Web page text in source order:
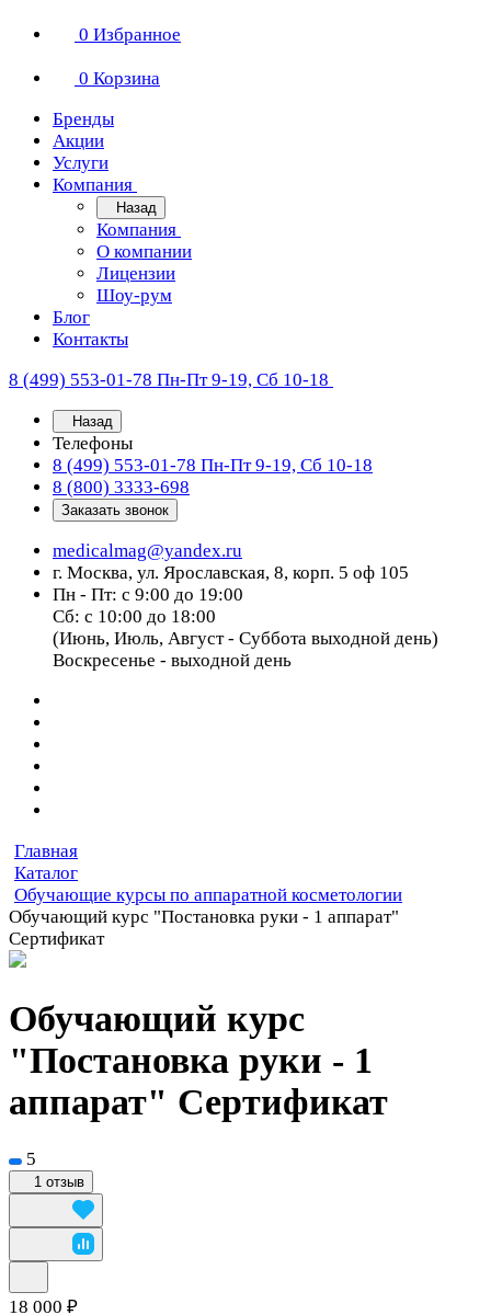
0 Избранное
0 Корзина
Бренды
Акции
Услуги
Компания
Назад
Компания
О компании
Лицензии
Шоу-рум
Блог
Контакты
8 (499) 553-01-78 Пн-Пт 9-19, Сб 10-18
Назад
Телефоны
8 (499) 553-01-78 Пн-Пт 9-19, Сб 10-18
8 (800) 3333-698
Заказать звонок
medicalmag@yandex.ru
г. Москва, ул. Ярославская, 8, корп. 5 оф 105
Пн - Пт: с 9:00 до 19:00
Сб: с 10:00 до 18:00
(Июнь, Июль, Август - Суббота выходной день)
Воскресенье - выходной день
Главная
Каталог
Обучающие курсы по аппаратной косметологии
Обучающий курс "Постановка руки - 1 аппарат"
Сертификат
Обучающий курс
"Постановка руки - 1
аппарат" Сертификат
5
1 отзыв
18 000 ₽